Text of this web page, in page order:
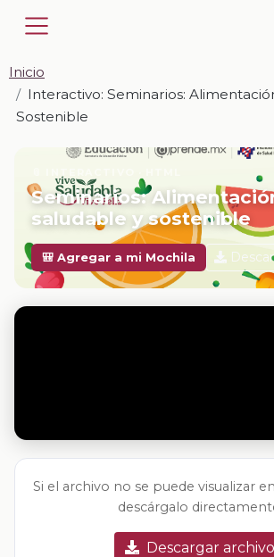
Inicio
Interactivo: Seminarios:
Sostenible
Seminarios:
saludable y sostenible
🎒 Agregar a mi Mochila
Si el archivo no se puede visualizar
descárgalo
Descargar archivo